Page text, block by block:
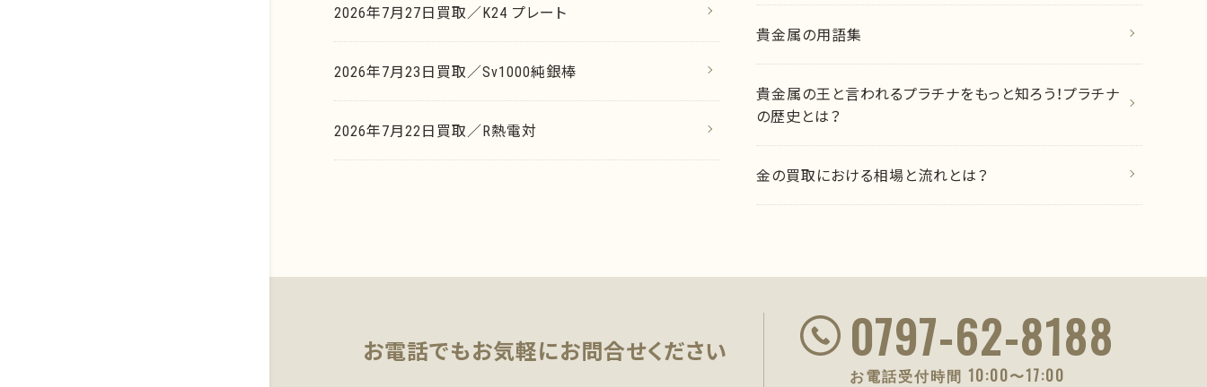
2026年7月27日買取／K24 プレート
2026年7月23日買取／Sv1000純銀棒
2026年7月22日買取／R熱電対
貴金属の用語集
貴金属の王と言われるプラチナをもっと知ろう！プラチナ
の歴史とは？
金の買取における相場と流れとは？
お電話でもお気軽にお問合せください 0797-62-8188
お電話受付時間 10:00〜17:00